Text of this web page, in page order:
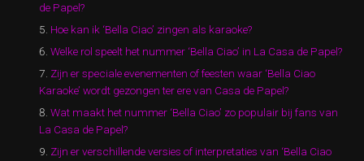
de Papel?
Hoe kan ik ‘Bella Ciao’ zingen als karaoke?
Welke rol speelt het nummer ‘Bella Ciao’ in La Casa de Papel?
Zijn er speciale evenementen of feesten waar ‘Bella Ciao
Karaoke’ wordt gezongen ter ere van Casa de Papel?
Wat maakt het nummer ‘Bella Ciao’ zo populair bij fans van
La Casa de Papel?
Zijn er verschillende versies of interpretaties van ‘Bella Ciao